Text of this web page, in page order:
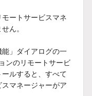
ートサービスマネ
ん。
」ダイアログの一
ンのリモートサービ
ルすると、すべて
マネージャーがア